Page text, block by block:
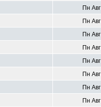
Пн
Пн
Пн
Пн
Пн
Пн
Пн
Пн